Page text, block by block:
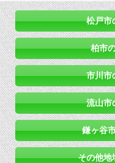
松戸市
柏市
市川市
流山市
鎌ヶ谷
その他地